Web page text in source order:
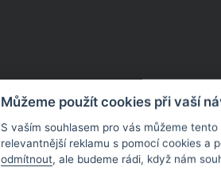
Můžeme použít cookies při vaší
S vaším souhlasem pro vás můžeme
relevantnější reklamu s pomocí cookies a
odmítnout, ale budeme rádi, když nám